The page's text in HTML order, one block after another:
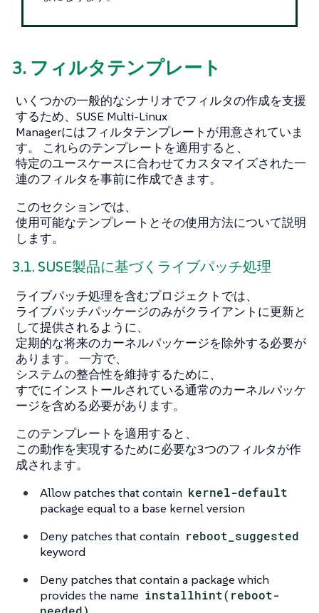
3. フィルタテンプレート
いくつかの一般的なシナリオでフィルタの作成を支援
するため、SUSE Multi-Linux
Managerにはフィルタテンプレートが用意されていま
す。 これらのテンプレートを適用すると、
特定のユースケースに合わせてカスタマイズされた一
連のフィルタを事前に作成できます。
このセクションでは、
使用可能なテンプレートとその使用方法について説明
します。
3.1. SUSE製品に基づくライブパッチ処理
ライブパッチ処理を含むプロジェクトでは、
ライブパッチパッケージのみがクライアントに更新と
して提供されるように、
定期的な将来のカーネルパッケージを除外する必要が
あります。 一方で、
システムの整合性を維持するために、
すでにインストールされている通常のカーネルパッケ
ージを含める必要があります。
このテンプレートを適用すると、
この動作を実現するために必要な3つのフィルタが作
成されます。
Allow patches that contain kernel-default
package equal to a base kernel version
Deny patches that contain reboot_suggested
keyword
Deny patches that contain a package which
provides the name installhint(reboot-